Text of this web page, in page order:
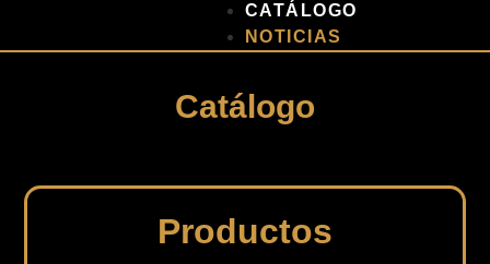
CATÁLOGO
NOTICIAS
Catálogo
Productos